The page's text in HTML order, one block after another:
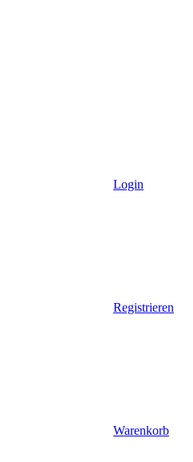
Login
Registrieren
Warenkorb